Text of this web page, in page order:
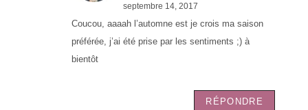
septembre 14, 2017
Coucou, aaaah l’automne est je crois ma saison
préférée, j’ai été prise par les sentiments ;) à
bientôt
RÉPONDRE